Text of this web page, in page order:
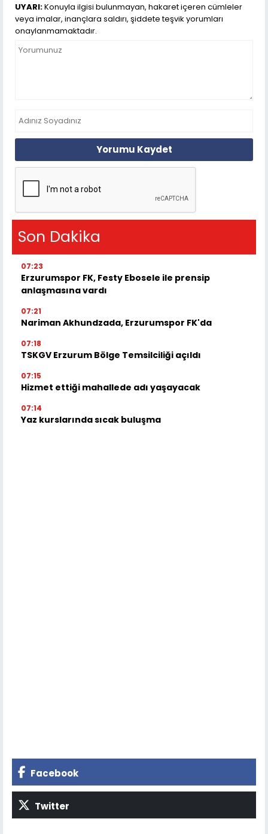
UYARI:Konuyla ilgisi bulunmayan, hakaret içeren cümleler
veya imalar, inançlara saldırı, şiddete teşvik yorumları
onaylanmamaktadır.
Yorumu Kaydet
Son Dakika
07:23
Erzurumspor FK, Festy Ebosele ile prensip
anlaşmasına vardı
07:21
Nariman Akhundzada, Erzurumspor FK'da
07:18
TSKGV Erzurum Bölge Temsilciliği açıldı
07:15
Hizmet ettiği mahallede adı yaşayacak
07:14
Yaz kurslarında sıcak buluşma
Facebook
Twitter